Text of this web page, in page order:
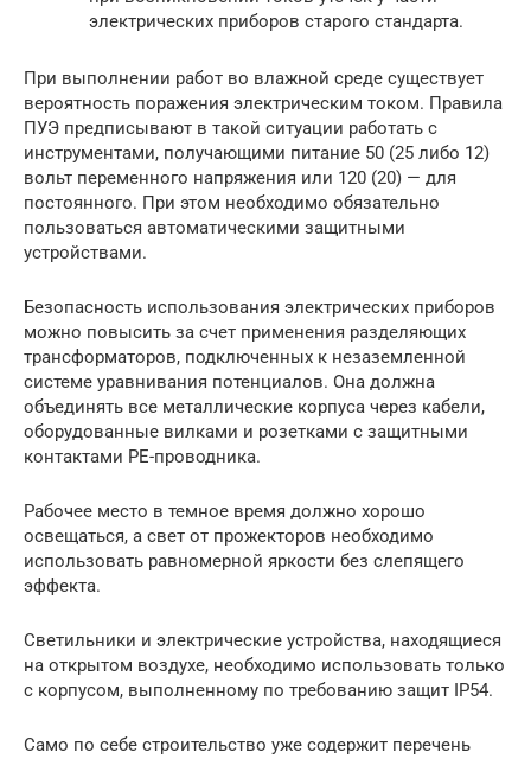
электрических приборов старого стандарта.
При выполнении работ во влажной среде существует
вероятность поражения электрическим током. Правила
ПУЭ предписывают в такой ситуации работать с
инструментами, получающими питание 50 (25 либо 12)
вольт переменного напряжения или 120 (20) — для
постоянного. При этом необходимо обязательно
пользоваться автоматическими защитными
устройствами.
Безопасность использования электрических приборов
можно повысить за счет применения разделяющих
трансформаторов, подключенных к незаземленной
системе уравнивания потенциалов. Она должна
объединять все металлические корпуса через кабели,
оборудованные вилками и розетками с защитными
контактами РЕ-проводника.
Рабочее место в темное время должно хорошо
освещаться, а свет от прожекторов необходимо
использовать равномерной яркости без слепящего
эффекта.
Светильники и электрические устройства, находящиеся
на открытом воздухе, необходимо использовать только
с корпусом, выполненному по требованию защит IP54.
Само по себе строительство уже содержит перечень